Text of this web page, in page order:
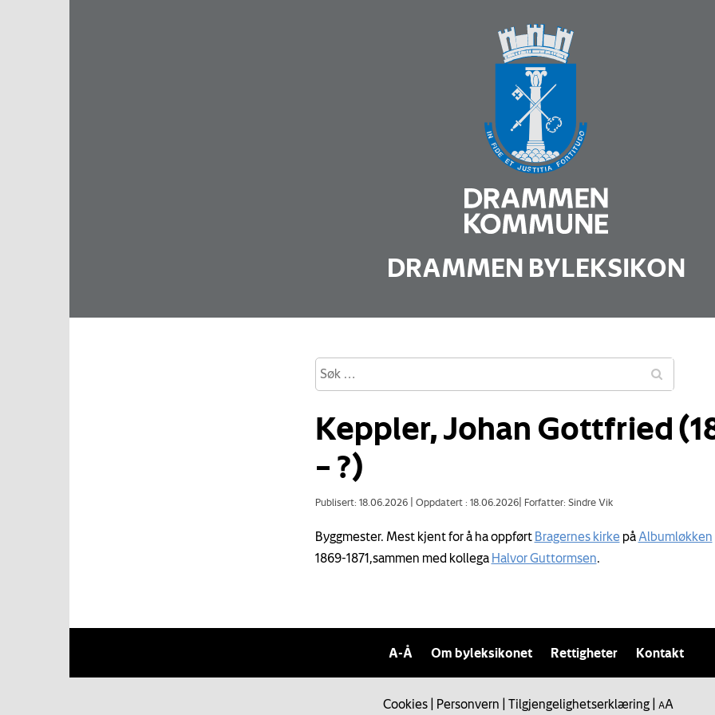
DRAMMEN BYLEKSIKON
Keppler, Johan Gottfried
– ?)
Publisert: 18.06.2026 Oppdatert : 18.06.2026| Forfatter: Sindre Vik
Byggmester. Mest kjent for å ha oppført Bragernes kirkepå Albumløkken
1869-1871,sammen med kollega Halvor Guttormsen.
A-Å Om byleksikonet Rettigheter Kontakt
Cookies Personvern Tilgjengelighetserklæring AA